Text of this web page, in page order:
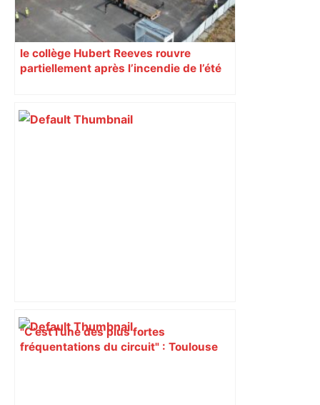
le collège Hubert Reeves rouvre
partiellement après l’incendie de l’été
"C’est l’une des plus fortes
fréquentations du circuit" : Toulouse